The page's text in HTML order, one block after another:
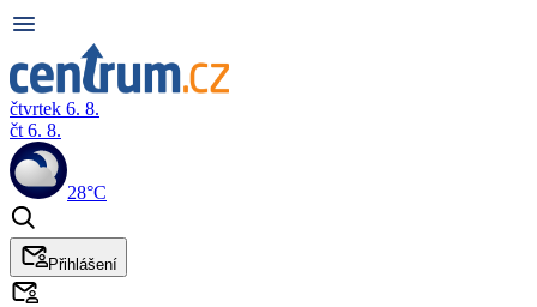
čtvrtek 6. 8.
čt 6. 8.
28°C
Přihlášení